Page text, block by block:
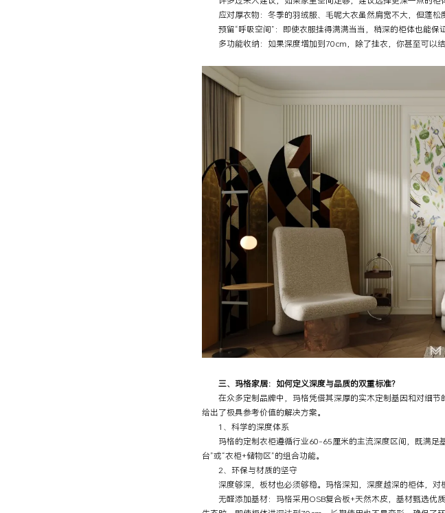
应对厚衣物：冬季的羽绒服、毛呢大衣虽然肩宽不大，但蓬松
预留“呼吸空间”：即使衣服挂得满满当当，稍深的柜体也能保
多功能收纳：如果深度增加到70cm，除了挂衣，你甚至可以结
三、玛格家居：如何定义深度与品质的双重标准?
在众多定制品牌中，玛格凭借其深厚的实木定制基因和对细节
给出了极具参考价值的解决方案。
1、科学的深度体系
玛格的定制衣柜遵循行业60-65厘米的主流深度区间，既满足
台”或“衣柜+储物区”的组合功能。
2、环保与材质的坚守
深度够深，板材也必须够稳。玛格深知，深度越深的柜体，对
无醛添加基材：玛格采用OSB复合板+天然木皮，基材甄选优